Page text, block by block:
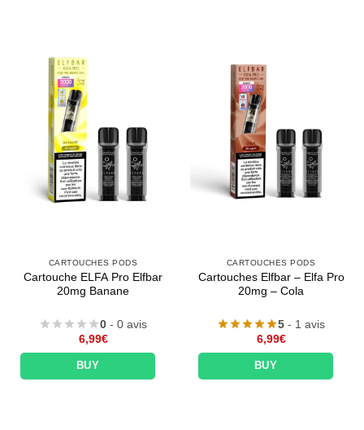
CARTOUCHES PODS
Cartouche ELFA Pro Elfbar
20mg Banane
0 - 0 avis
6,99€
BUY
CARTOUCHES PODS
Cartouches Elfbar – Elfa Pro
20mg – Cola
5 - 1 avis
6,99€
BUY